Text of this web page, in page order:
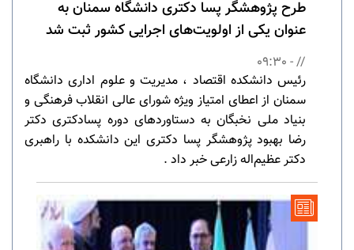
طرح پژوهشگر پسا دکتری دانشگاه سمنان به
عنوان یکی از اولویت‌های اجرایی کشور ثبت شد
// - 09:30
رئیس دانشکده اقتصاد ، مدیریت و علوم اداری دانشگاه
سمنان از اعطای امتیاز ویژه شورای عالی انقلاب فرهنگی و
بنیاد ملی نخبگان به دستاوردهای دوره پسادکتری دکتر
رضا بهبود پژوهشگر پسا دکتری این دانشکده با راهبری
دکتر عظیم‌اله زارعی خبر داد .